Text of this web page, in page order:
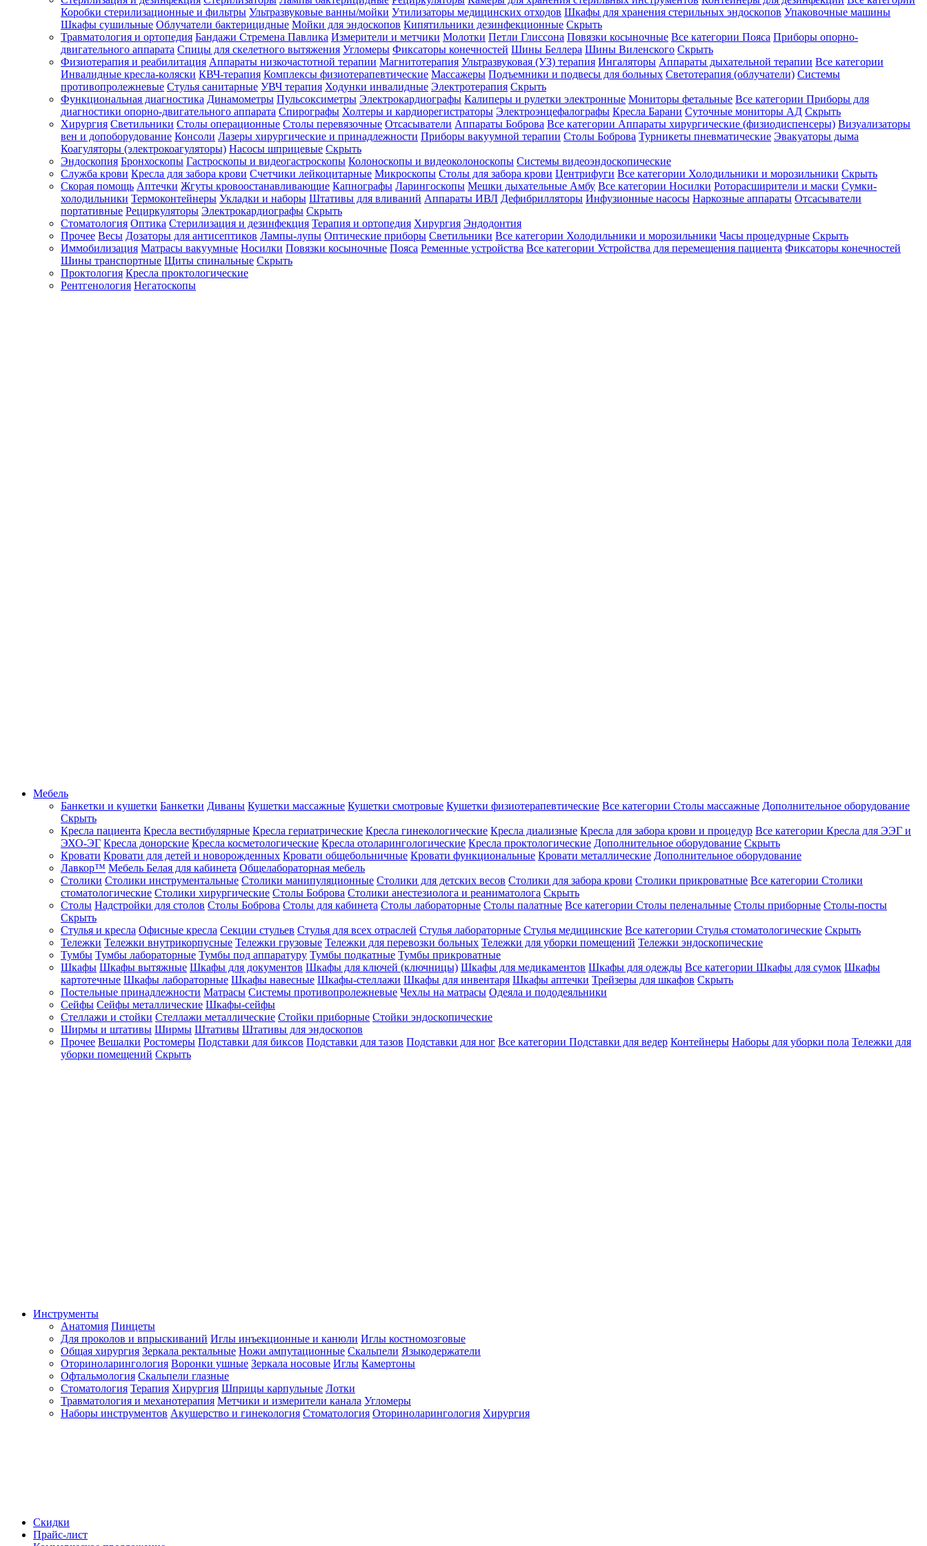
Зарегистрироваться
Зачем
регистрироваться?
Все
покупки
в
одном
месте
Личный
менеджер
Отслеживание
статуса
заказа
Коробки стерилизационные и фильтры Ультразвуковые ванны/мойки Утилизаторы медицинских отходов Шкафы для хранения стерильных эндоскопов Упаковочные машины
Шкафы сушильные Облучатели бактерицидные Мойки для эндоскопов Кипятильники дезинфекционные Скрыть
Травматология и ортопедия Бандажи Стремена Павлика Измерители и метчики Молотки Петли Глиссона Повязки косыночные Все категории Пояса Приборы опорно-
двигательного аппарата Спицы для скелетного вытяжения Угломеры Фиксаторы конечностей Шины Беллера Шины Виленского Скрыть
Физиотерапия и реабилитация Аппараты низкочастотной терапии Магнитотерапия Ультразвуковая (УЗ) терапия Ингаляторы Аппараты дыхательной терапии Все категории
Инвалидные кресла-коляски КВЧ-терапия Комплексы физиотерапевтические Массажеры Подъемники и подвесы для больных Светотерапия (облучатели) Системы
противопролежневые Стулья санитарные УВЧ терапия Ходунки инвалидные Электротерапия Скрыть
Функциональная диагностика Динамометры Пульсоксиметры Электрокардиографы Калиперы и рулетки электронные Мониторы фетальные Все категории Приборы для
диагностики опорно-двигательного аппарата Спирографы Холтеры и кардиорегистраторы Электроэнцефалографы Кресла Барани Суточные мониторы АД Скрыть
Хирургия Светильники Столы операционные Столы перевязочные Отсасыватели Аппараты Боброва Все категории Аппараты хирургические (физиодиспенсеры) Визуализаторы
вен и допоборудование Консоли Лазеры хирургические и принадлежности Приборы вакуумной терапии Столы Боброва Турникеты пневматические Эвакуаторы дыма
Коагуляторы (электрокоагуляторы) Насосы шприцевые Скрыть
Эндоскопия Бронхоскопы Гастроскопы и видеогастроскопы Колоноскопы и видеоколоноскопы Системы видеоэндоскопические
Служба крови Кресла для забора крови Счетчики лейкоцитарные Микроскопы Столы для забора крови Центрифуги Все категории Холодильники и морозильники Скрыть
Скорая помощь Аптечки Жгуты кровоостанавливающие Капнографы Ларингоскопы Мешки дыхательные Амбу Все категории Носилки Роторасширители и маски Сумки-
холодильники Термоконтейнеры Укладки и наборы Штативы для вливаний Аппараты ИВЛ Дефибрилляторы Инфузионные насосы Наркозные аппараты Отсасыватели
портативные Рециркуляторы Электрокардиографы Скрыть
Стоматология Оптика Стерилизация и дезинфекция Терапия и ортопедия Хирургия Эндодонтия
Прочее Весы Дозаторы для антисептиков Лампы-лупы Оптические приборы Светильники Все категории Холодильники и морозильники Часы процедурные Скрыть
Иммобилизация Матрасы вакуумные Носилки Повязки косыночные Пояса Ременные устройства Все категории Устройства для перемещения пациента Фиксаторы конечностей
Шины транспортные Щиты спинальные Скрыть
Проктология Кресла проктологические
Рентгенология Негатоскопы
Мебель
Банкетки и кушетки Банкетки Диваны Кушетки массажные Кушетки смотровые Кушетки физиотерапевтические Все категории Столы массажные Дополнительное оборудование
Скрыть
Кресла пациента Кресла вестибулярные Кресла гериатрические Кресла гинекологические Кресла диализные Кресла для забора крови и процедур Все категории Кресла для ЭЭГ и
ЭХО-ЭГ Кресла донорские Кресла косметологические Кресла отоларингологические Кресла проктологические Дополнительное оборудование Скрыть
Кровати Кровати для детей и новорожденных Кровати общебольничные Кровати функциональные Кровати металлические Дополнительное оборудование
Лавкор™ Мебель Белая для кабинета Общелабораторная мебель
Столики Столики инструментальные Столики манипуляционные Столики для детских весов Столики для забора крови Столики прикроватные Все категории Столики
стоматологические Столики хирургические Столы Боброва Столики анестезиолога и реаниматолога Скрыть
Столы Надстройки для столов Столы Боброва Столы для кабинета Столы лабораторные Столы палатные Все категории Столы пеленальные Столы приборные Столы-посты
Скрыть
Стулья и кресла Офисные кресла Секции стульев Стулья для всех отраслей Стулья лабораторные Стулья медицинские Все категории Стулья стоматологические Скрыть
Тележки Тележки внутрикорпусные Тележки грузовые Тележки для перевозки больных Тележки для уборки помещений Тележки эндоскопические
Тумбы Тумбы лабораторные Тумбы под аппаратуру Тумбы подкатные Тумбы прикроватные
Шкафы Шкафы вытяжные Шкафы для документов Шкафы для ключей (ключницы) Шкафы для медикаментов Шкафы для одежды Все категории Шкафы для сумок Шкафы
картотечные Шкафы лабораторные Шкафы навесные Шкафы-стеллажи Шкафы для инвентаря Шкафы аптечки Трейзеры для шкафов Скрыть
Постельные принадлежности Матрасы Системы противопролежневые Чехлы на матрасы Одеяла и пододеяльники
Сейфы Сейфы металлические Шкафы-сейфы
Стеллажи и стойки Стеллажи металлические Стойки приборные Стойки эндоскопические
Ширмы и штативы Ширмы Штативы Штативы для эндоскопов
Прочее Вешалки Ростомеры Подставки для биксов Подставки для тазов Подставки для ног Все категории Подставки для ведер Контейнеры Наборы для уборки пола Тележки для
уборки помещений Скрыть
Инструменты
Анатомия Пинцеты
Для проколов и впрыскиваний Иглы инъекционные и канюли Иглы костномозговые
Общая хирургия Зеркала ректальные Ножи ампутационные Скальпели Языкодержатели
Оториноларингология Воронки ушные Зеркала носовые Иглы Камертоны
Офтальмология Скальпели глазные
Стоматология Терапия Хирургия Шприцы карпульные Лотки
Травматология и механотерапия Метчики и измерители канала Угломеры
Наборы инструментов Акушерство и гинекология Стоматология Оториноларингология Хирургия
Скидки
Прайс-лист